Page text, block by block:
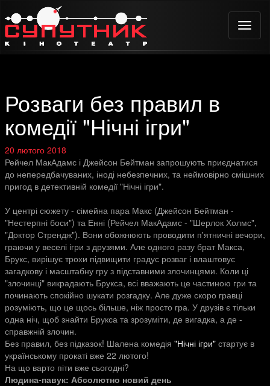
Toggle
Розваги без правил в
комедії "Нічні ігри"
20 лютого 2018
Рейчел МакАдамс і Джейсон Бейтман запрошують приєднатися
до непередбачуваних, іноді небезпечних, та неймовірно смішних
пригод в детективній комедії "Нічні ігри".
У центрі сюжету - сімейна пара Макс (Джейсон Бейтман -
"Нестерпні боси") та Енні (Рейчел МакАдамс - "Шерлок Холмс",
"Доктор Стрендж"). Вони обожнюють проводити п'ятничні вечори,
граючи у веселі ігри з друзями. Але одного разу брат Макса,
Брукс, вирішує трохи підвищити градус розваг і влаштовує
загадкову і масштабну гру з підставними злочинцями. Коли ці
"злочинці" викрадають Брукса, всі вважають це частиною гри та
починають спокійно шукати розгадку. Але дуже скоро гравці
розуміють, що це щось більше, ніж просто гра. У друзів є тільки
одна ніч, щоб знайти Брукса та зрозуміти, де вигадка, а де -
справжній злочин.
Без правил, без підказок! Шалена комедія "Нічні ігри" стартує в
українському прокаті вже 22 лютого!
На що варто піти вже сьогодні?
Людина-павук: Абсолютно новий день